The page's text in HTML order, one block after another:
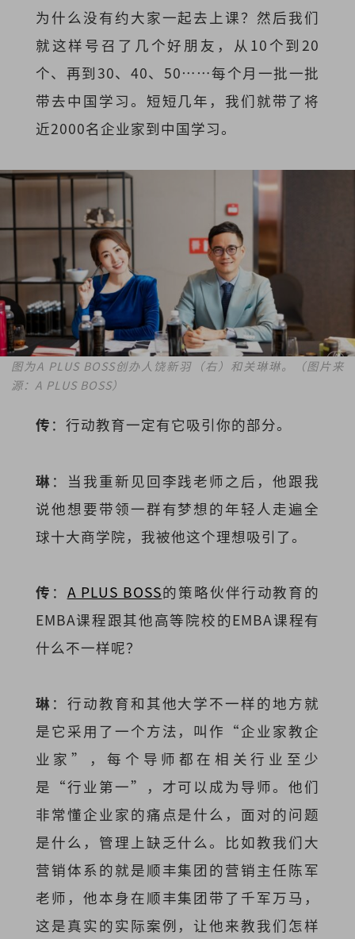
为什么没有约大家一起去上课？然后我们
就这样号召了几个好朋友，从10个到20
个、再到30、40、50……每个月一批一批
带去中国学习。短短几年，我们就带了将
近2000名企业家到中国学习。
图为A PLUS BOSS创办人饶新羽（右）和关琳琳。（图片来
源：A PLUS BOSS）
传 ：行动教育一定有它吸引你的部分。
琳 ：当我重新见回李践老师之后，他跟我
说他想要带领一群有梦想的年轻人走遍全
球十大商学院，我被他这个理想吸引了。
传 ： A PLUS BOSS的策略伙伴行动教育的
EMBA课程跟其他高等院校的EMBA课程有
什么不一样呢？
琳 ：行动教育和其他大学不一样的地方就
是它采用了一个方法，叫作“企业家教企
业家”，每个导师都在相关行业至少
是“行业第一”，才可以成为导师。他们
非常懂企业家的痛点是什么，面对的问题
是什么，管理上缺乏什么。比如教我们大
营销体系的就是顺丰集团的营销主任陈军
老师，他本身在顺丰集团带了千军万马，
这是真实的实际案例，让他来教我们怎样